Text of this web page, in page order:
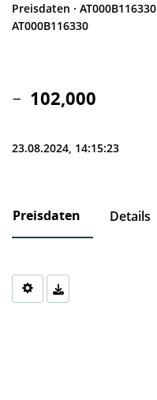
Preisdaten · AT000B116330
AT000B116330
102,000
23.08.2024, 14:15:23
Preisdaten Details
Chart